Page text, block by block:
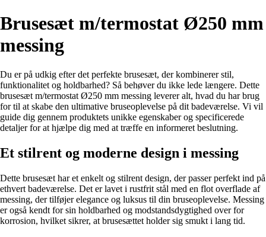
Brusesæt m/termostat Ø250 mm
messing
Du er på udkig efter det perfekte brusesæt, der kombinerer stil,
funktionalitet og holdbarhed? Så behøver du ikke lede længere. Dette
brusesæt m/termostat Ø250 mm messing leverer alt, hvad du har brug
for til at skabe den ultimative bruseoplevelse på dit badeværelse. Vi vil
guide dig gennem produktets unikke egenskaber og specificerede
detaljer for at hjælpe dig med at træffe en informeret beslutning.
Et stilrent og moderne design i messing
Dette brusesæt har et enkelt og stilrent design, der passer perfekt ind på
ethvert badeværelse. Det er lavet i rustfrit stål med en flot overflade af
messing, der tilføjer elegance og luksus til din bruseoplevelse. Messing
er også kendt for sin holdbarhed og modstandsdygtighed over for
korrosion, hvilket sikrer, at brusesættet holder sig smukt i lang tid.